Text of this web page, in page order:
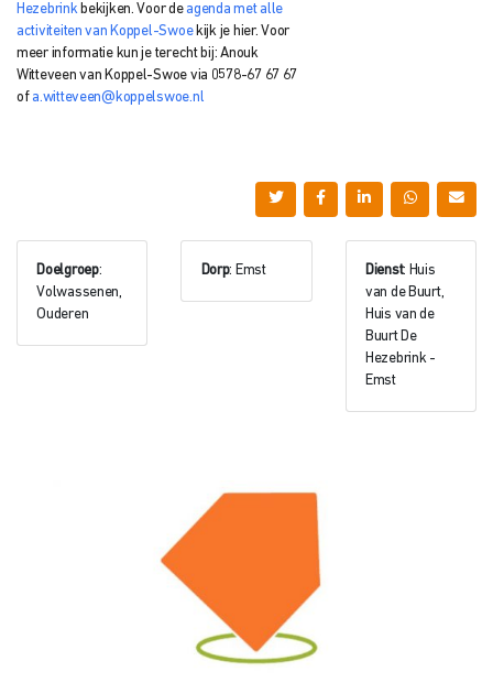
Hezebrink bekijken. Voor de agenda met alle
activiteiten van Koppel-Swoekijk je hier.Voor
meer informatie kun je terecht bij: Anouk
Witteveenvan Koppel-Swoe via 0578-67 67 67
of a.witteveen@koppelswoe.nl
Doelgroep:
Volwassenen,
Ouderen
Dorp: Emst Dienst: Huis
van de Buurt,
Huis van de
Buurt De
Hezebrink -
Emst